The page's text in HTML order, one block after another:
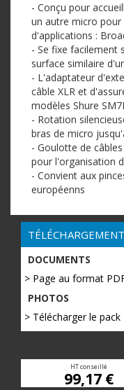
- Conçu pour
un autre micro pour
d'applications :
- Se fixe facilement
surface similaire
- L'adaptateur
câble XLR et
modèles Shure
- Rotation
bras de micro
- Goulotte de
pour l'organisation
- Convient aux
européenns
DOCUMENTS
> Page au format
PHOTOS
> Télécharger le pack
HT conseillé
99,17 €